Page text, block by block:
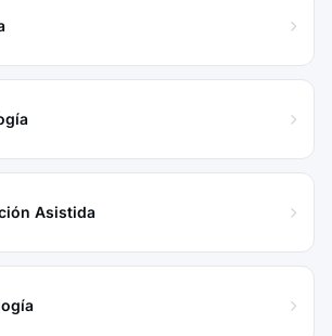
Asistida